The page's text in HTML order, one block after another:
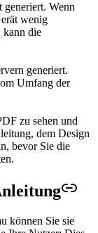
Wenn
wenig
kann die
generiert.
Umfang der
zu sehen und
dem Design
bevor Sie die
können Sie sie